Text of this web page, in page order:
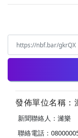
發佈單位名稱：
新聞聯絡人：濰樂
聯絡電話：